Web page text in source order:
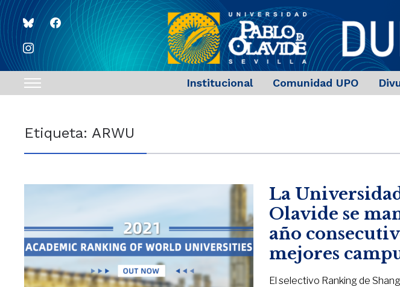
blueskyfacebook
instagram
Toggle
navigation
Institucional Comunidad UPO
Etiqueta:ARWU
La
Olavide se
año
mejores
El selectivo Ranking de